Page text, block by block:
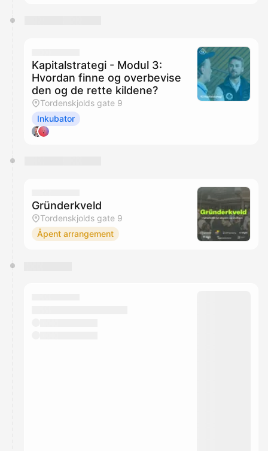
Kapitalstrategi - Modul 3:
Hvordan finne og overbevise
den og de rette kildene?
Tordenskjolds gate 9
Inkubator
Gründerkveld
Tordenskjolds gate 9
Åpent arrangement